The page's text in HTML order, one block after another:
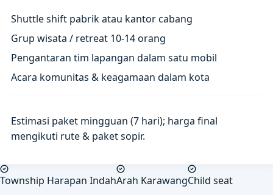
Shuttle shift pabrik atau kantor cabang
Grup wisata / retreat 10-14 orang
Pengantaran tim lapangan dalam satu mobil
Acara komunitas & keagamaan dalam kota
Estimasi paket mingguan (7 hari); harga final
mengikuti rute & paket sopir.
Township Harapan IndahArah KarawangChild seat